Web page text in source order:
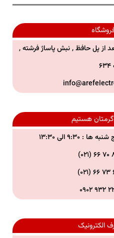
از پل حافظ , نبش پاساژ فرشته ,
هستیم
الکترونیک